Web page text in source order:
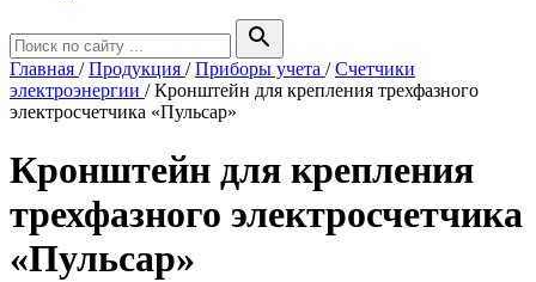
search
Главная /Продукция /Приборы учета /Счетчики
электроэнергии /Кронштейн для крепления трехфазного
электросчетчика «Пульсар»
Кронштейн для крепления
трехфазного электросчетчика
«Пульсар»